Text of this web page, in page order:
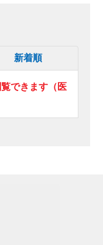
新着順
できます（医